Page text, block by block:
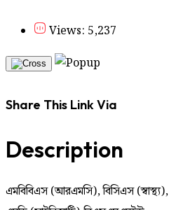
Views: 5,237
Share This Link Via
Description
এমবিবিএস (আরএমসি), বিসিএস (স্বাস্থ্য),